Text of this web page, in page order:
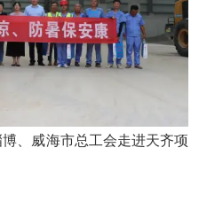
、威海市总工会走进天齐项